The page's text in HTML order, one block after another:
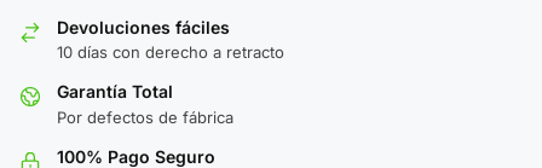
Devoluciones fáciles
10 días con derecho a retracto
Garantía Total
Por defectos de fábrica
100% Pago Seguro